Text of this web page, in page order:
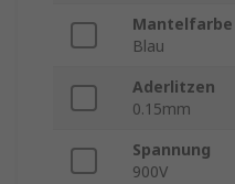
Mantelfarbe
Blau
Aderlitzen
0.15mm
Spannung
900V